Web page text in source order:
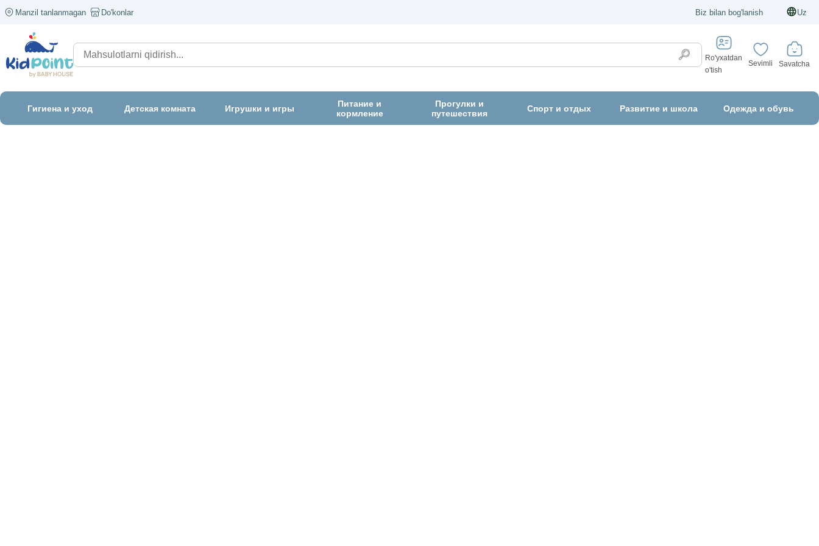
Manzil tanlanmagan Do'konlar Biz bilan bog'lanish Uz
Ro'yxatdan
o'tish
Sevimli Savatcha
Гигиена и уход Детская комната Игрушки и игры
Питание и
кормление
Прогулки и
путешествия
Спорт и отдых Развитие и школа Одежда и обувь